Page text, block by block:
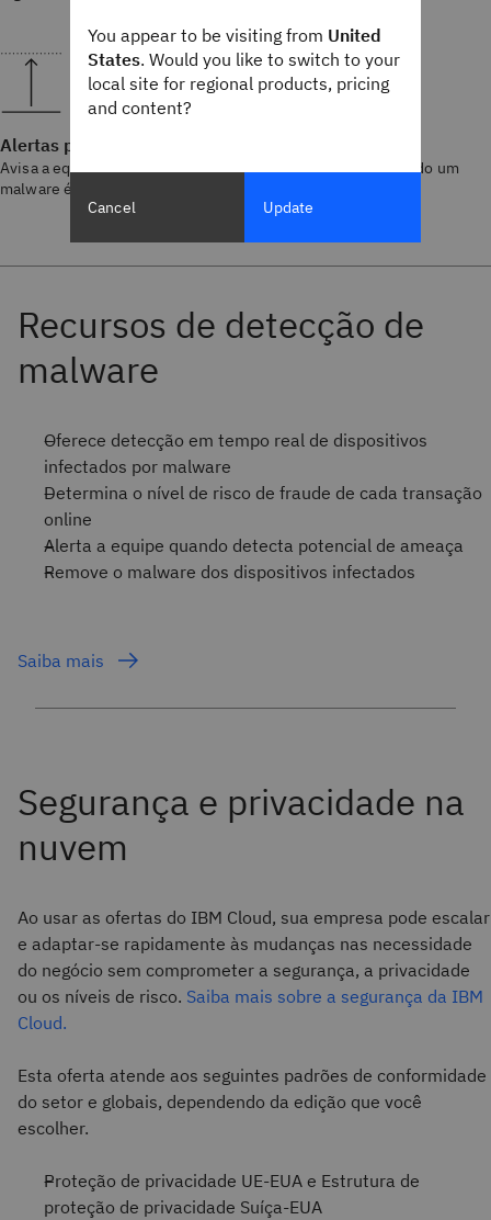
Alertas para dispositivos de alto risco
Avisa a equipe de fraude sobre o potencial de ameaça quando um
malware é detectado.
Oferece detecção em tempo real de dispositivos
infectados por malware
Determina o nível de risco de fraude de cada transação
online
Alerta a equipe quando detecta potencial de ameaça
Remove o malware dos dispositivos infectados
Saiba mais
Ao usar as ofertas do IBM Cloud, sua empresa pode escalar
e adaptar-se rapidamente às mudanças nas necessidade
do negócio sem comprometer a segurança, a privacidade
ou os níveis de risco. Saiba mais sobre a segurança da IBM
Cloud.
Esta oferta atende aos seguintes padrões de conformidade
do setor e globais, dependendo da edição que você
escolher.
Proteção de privacidade UE-EUA e Estrutura de
proteção de privacidade Suíça-EUA
You appear to be visiting from United
States. Would you like to switch to your
local site for regional products, pricing
and content?
Cancel Update